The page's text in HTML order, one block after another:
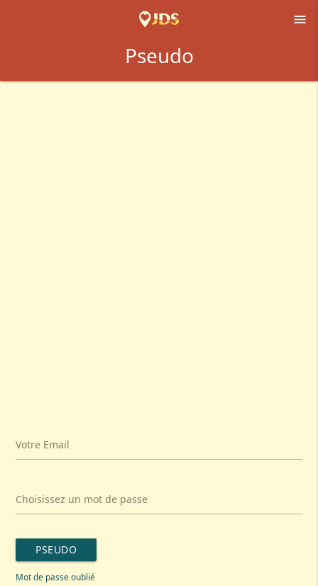

Pseudo
Votre Email
Choisissez un mot de passe
PSEUDO
Mot de passe oublié